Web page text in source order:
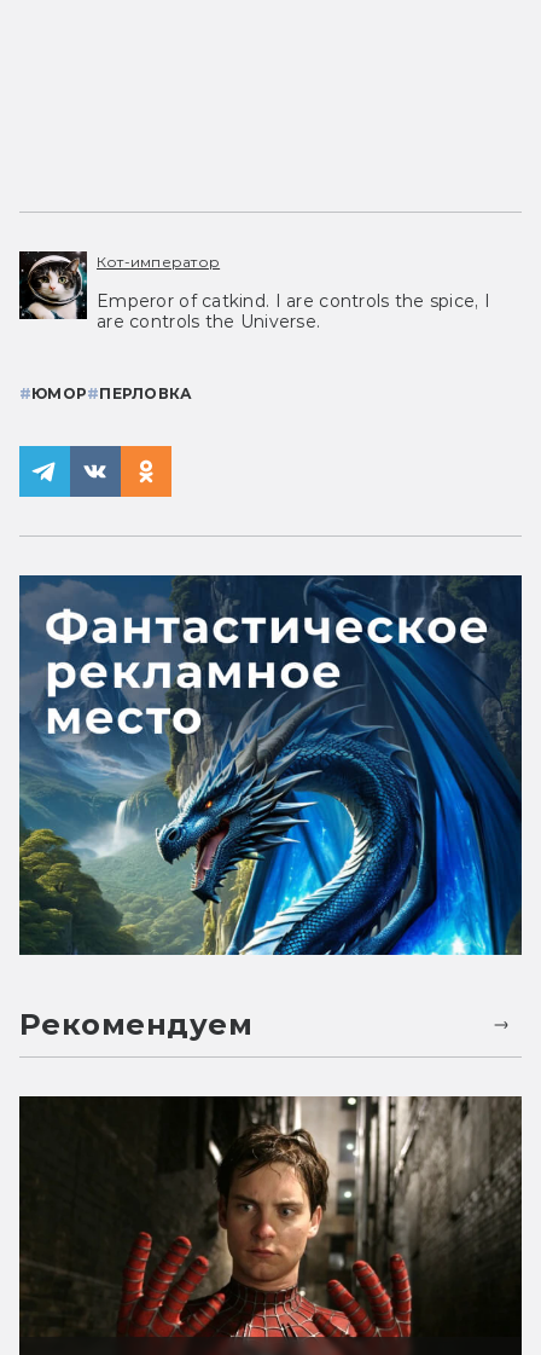
Кот-император
Emperor of catkind. I are controls the spice, I
are controls the Universe.
#ЮМОР#ПЕРЛОВКА
Рекомендуем